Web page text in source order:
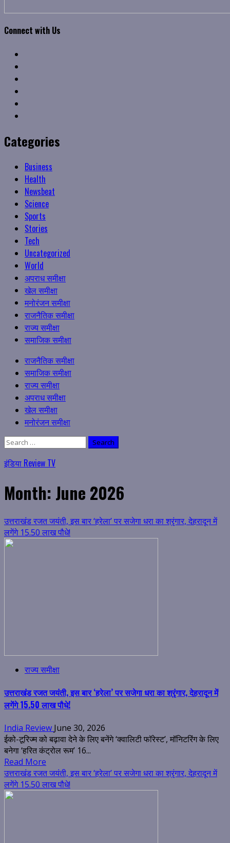
Connect with Us
Categories
Business
Health
Newsbeat
Science
Sports
Stories
Tech
Uncategorized
World
अपराध समीक्षा
खेल समीक्षा
मनोरंजन समीक्षा
राजनैतिक समीक्षा
राज्य समीक्षा
समाजिक समीक्षा
Primary
Menu
राजनैतिक समीक्षा
समाजिक समीक्षा
राज्य समीक्षा
अपराध समीक्षा
खेल समीक्षा
मनोरंजन समीक्षा
Search
इंडिया Review TV
Month: June 2026
उत्तराखंड रजत जयंती, इस बार ‘हरेला’ पर सजेगा धरा का श्रृंगार, देहरादून में
लगेंगे 15.50 लाख पौधे!
राज्य समीक्षा
उत्तराखंड रजत जयंती, इस बार ‘हरेला’ पर सजेगा धरा का श्रृंगार, देहरादून में
लगेंगे 15.50 लाख पौधे!
India Review June 30, 2026
ईको-टूरिज्म को बढ़ावा देने के लिए बनेंगे ‘क्वालिटी फॉरेस्ट’, मॉनिटरिंग के लिए
बनेगा ‘हरित कंट्रोल रूम’ 16...
Read More
उत्तराखंड रजत जयंती, इस बार ‘हरेला’ पर सजेगा धरा का श्रृंगार, देहरादून में
लगेंगे 15.50 लाख पौधे!